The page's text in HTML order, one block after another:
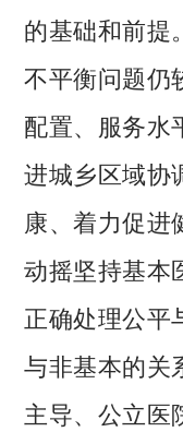
的基础和前提
不平衡问题仍
配置、服务水
进城乡区域协
康、着力促进
动摇坚持基本
正确处理公平
与非基本的关
主导、公立医